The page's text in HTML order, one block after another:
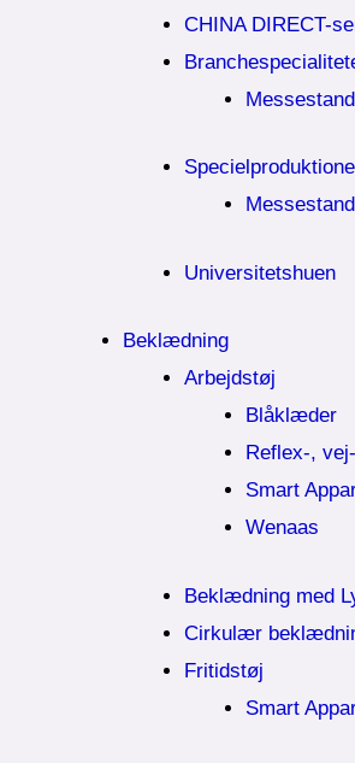
CHINA DIRECT-
Universitetshuen
Beklædning
Arbejdstøj
Blåklæder
Reflex-,
Smart
Wenaas
Beklædning med
Cirkulær
Fritidstøj
Smart